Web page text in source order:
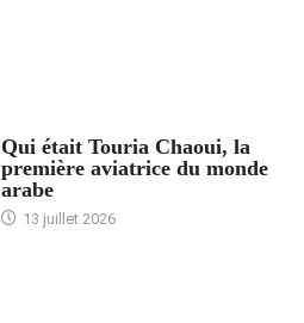
Qui était Touria Chaoui, la
première aviatrice du monde
arabe
13 juillet 2026